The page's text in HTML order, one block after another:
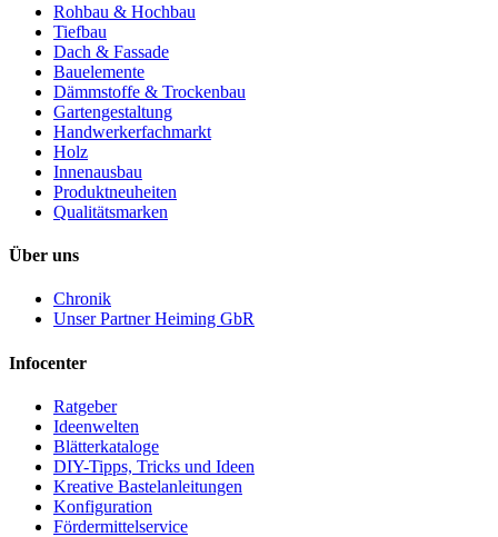
Rohbau & Hochbau
Tiefbau
Dach & Fassade
Bauelemente
Dämmstoffe & Trockenbau
Gartengestaltung
Handwerkerfachmarkt
Holz
Innenausbau
Produktneuheiten
Qualitätsmarken
Über uns
Chronik
Unser Partner Heiming GbR
Infocenter
Ratgeber
Ideenwelten
Blätterkataloge
DIY-Tipps, Tricks und Ideen
Kreative Bastelanleitungen
Konfiguration
Fördermittelservice